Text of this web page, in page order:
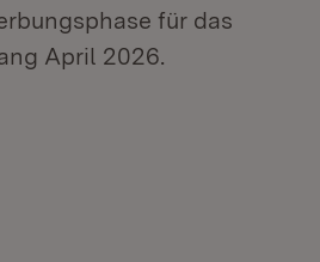
für das
April 2026.